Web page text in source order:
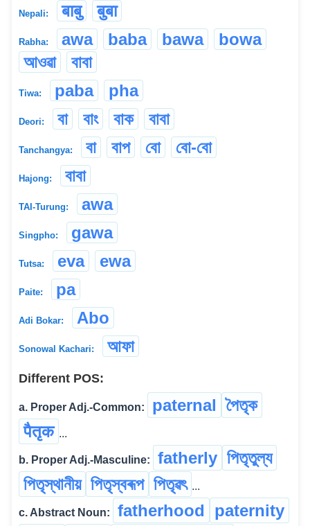
Nepali: बाबु बुबा
Rabha: awa baba bawa
bowa
আওৱা
বাবা
Tiwa: paba pha
Deori: বা বাং বাক বাবা
Tanchangya: বা বাপ বো বো-বো
Hajong: বাবা
TAI-Turung: awa
Singpho: gawa
Tutsa: eva ewa
Paite: pa
Adi Bokar: Abo
Sonowal Kachari: আফা
Different POS:
a. Proper Adj.-Common: paternal পৈতৃক
पैतृक ...
b. Proper Adj.-Masculine: fatherly পিতৃতুল্য
পিতৃস্থানীয় পিতৃস্বৰূপ পিতৃৱৎ ...
c. Abstract Noun: fatherhood paternity